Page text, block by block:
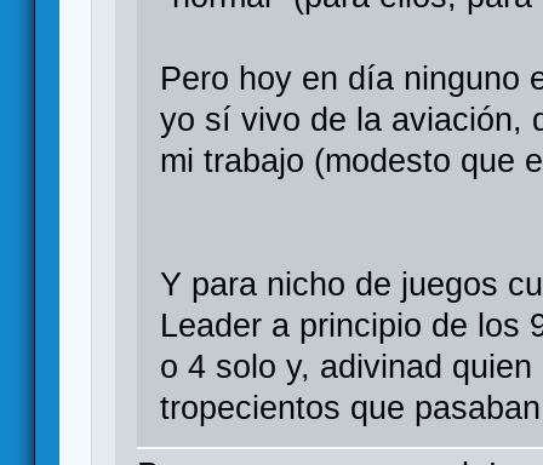
Pero hoy en día ninguno
yo sí vivo de la aviación,
mi trabajo (modesto que
Y para nicho de juegos
Leader a principio de los
o 4 solo y, adivinad
tropecientos que